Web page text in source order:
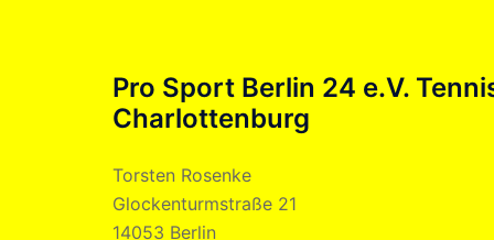
Pro Sport Berlin 24 e.V.
Charlottenburg
Torsten Rosenke
Glockenturmstraße 21
14053 Berlin